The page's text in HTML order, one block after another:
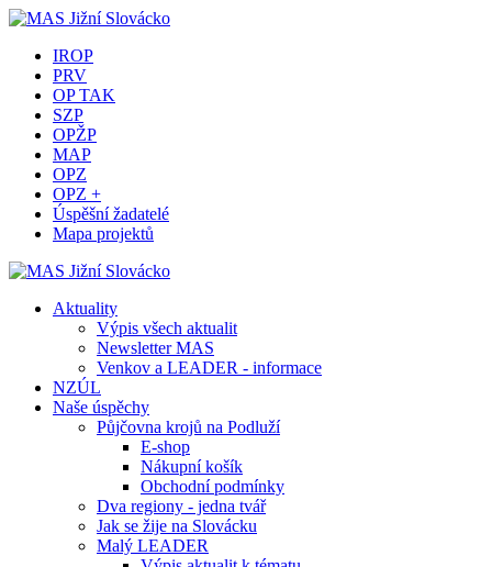
IROP
PRV
OP TAK
SZP
OPŽP
MAP
OPZ
OPZ +
Úspěšní žadatelé
Mapa projektů
Aktuality
Výpis všech aktualit
Newsletter MAS
Venkov a LEADER - informace
NZÚL
Naše úspěchy
Půjčovna krojů na Podluží
E-shop
Nákupní košík
Obchodní podmínky
Dva regiony - jedna tvář
Jak se žije na Slovácku
Malý LEADER